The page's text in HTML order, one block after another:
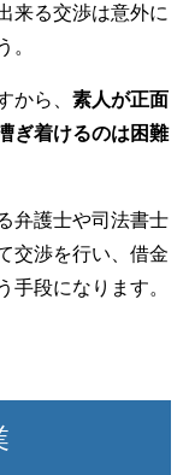
来る交渉は意外に
。
から、 素人が正面
ぎ着けるのは困難
弁護士や司法書士
交渉を行い、借金
手段になります。